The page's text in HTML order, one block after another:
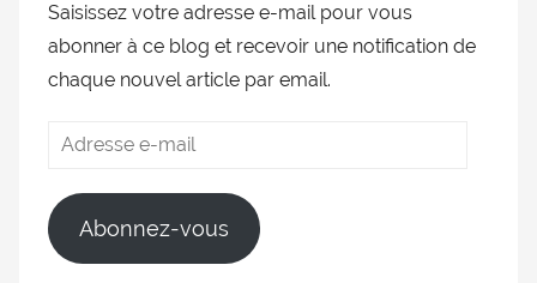
Saisissez votre adresse e-mail pour vous
abonner à ce blog et recevoir une notification de
chaque nouvel article par email.
Abonnez-vous